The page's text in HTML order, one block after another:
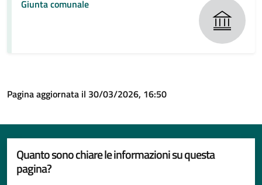
Giunta comunale
Pagina aggiornata il 30/03/2026, 16:50
Quanto sono chiare le informazioni su questa
pagina?